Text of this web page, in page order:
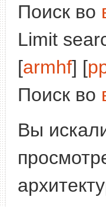
Поиск во
Limit
[armhf] [
Поиск во
Вы